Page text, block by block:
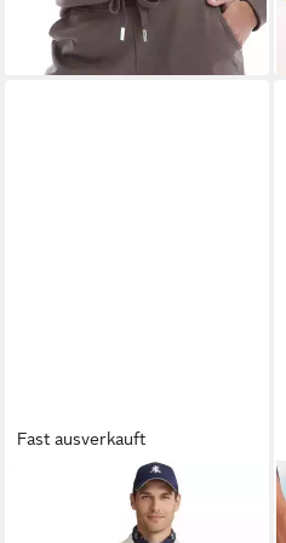
Fast ausverkauft
POLO RALPH LAUREN
Bermudas Shorts Golf